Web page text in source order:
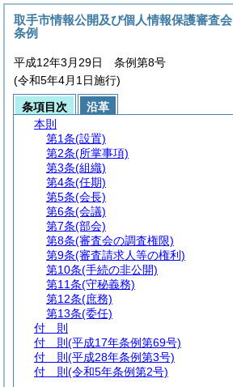
取手市情報公開及び個人情報保護審査会
条例
平成12年3月29日 条例第8号
(令和5年4月1日施行)
条項目次
沿革
本則
第1条(設置)
第2条(所掌事項)
第3条(組織)
第4条(任期)
第5条(会長)
第6条(会議)
第7条(部会)
第8条(審査会の調査権限)
第9条(審査請求人等の権利)
第10条(手続の非公開)
第11条(守秘義務)
第12条(庶務)
第13条(委任)
付 則
付 則 (平成17年条例第69号)
付 則 (平成28年条例第3号)
付 則 (令和5年条例第2号)